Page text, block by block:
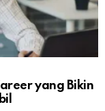
yang Bikin